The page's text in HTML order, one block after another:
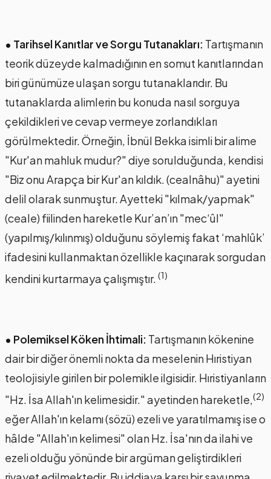
• Tarihsel Kanıtlar ve Sorgu Tutanakları: Tartışmanın
teorik düzeyde kalmadığının en somut kanıtlarından
biri günümüze ulaşan sorgu tutanaklarıdır. Bu
tutanaklarda alimlerin bu konuda nasıl sorguya
çekildikleri ve cevap vermeye zorlandıkları
görülmektedir. Örneğin, İbnül Bekka isimli bir alime
"Kur'an mahluk mudur?" diye sorulduğunda, kendisi
"Biz onu Arapça bir Kur'an kıldık. (cealnâhu)" ayetini
delil olarak sunmuştur. Ayetteki "kılmak/yapmak"
(ceale) fiilinden hareketle Kur’an’ın "mec‘ûl"
(yapılmış/kılınmış) olduğunu söylemiş fakat ‘mahlûk’
ifadesini kullanmaktan özellikle kaçınarak sorgudan
kendini kurtarmaya çalışmıştır. (1)
• Polemiksel Köken İhtimali: Tartışmanın kökenine
dair bir diğer önemli nokta da meselenin Hıristiyan
teolojisiyle girilen bir polemikle ilgisidir. Hıristiyanların
"Hz. İsa Allah'ın kelimesidir." ayetinden hareketle, (2)
eğer Allah'ın kelamı (sözü) ezeli ve yaratılmamış ise o
hâlde "Allah'ın kelimesi" olan Hz. İsa'nın da ilahi ve
ezeli olduğu yönünde bir argüman geliştirdikleri